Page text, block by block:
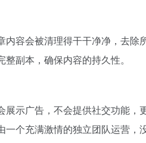
容会被清理得干干净净，去
副本，确保内容的持久性。
示广告，不会提供社交功能
个充满激情的独立团队运营